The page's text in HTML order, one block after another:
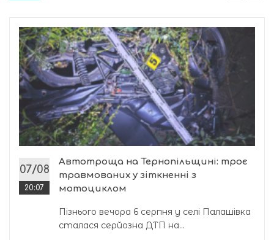
07/08
20:07
Автотроща на Тернопільщині: троє
травмованих у зіткненні з
мотоциклом
Пізнього вечора 6 серпня у селі Палашівка
сталася серйозна ДТП на...